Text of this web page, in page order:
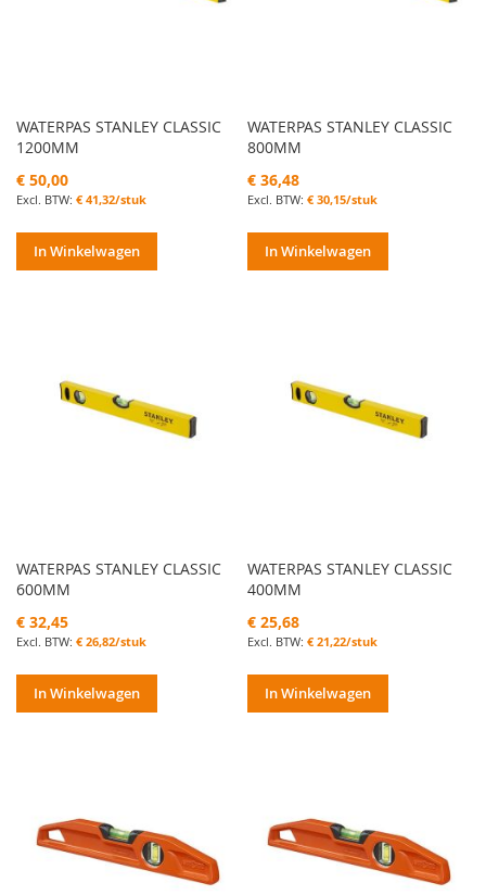
WATERPAS STANLEY CLASSIC
1200MM
€ 50,00
€ 41,32/stuk
In Winkelwagen
WATERPAS STANLEY CLASSIC
800MM
€ 36,48
€ 30,15/stuk
In Winkelwagen
WATERPAS STANLEY CLASSIC
600MM
€ 32,45
€ 26,82/stuk
In Winkelwagen
WATERPAS STANLEY CLASSIC
400MM
€ 25,68
€ 21,22/stuk
In Winkelwagen